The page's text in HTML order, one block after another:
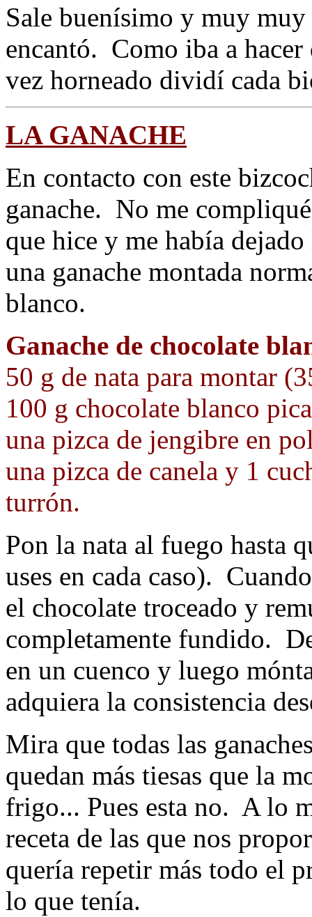
Sale buenísimo y muy
encantó. Como iba a hacer
vez horneado dividí cada
LA GANACHE
En contacto con este
ganache. No me
que hice y me había
una ganache montada
blanco.
Ganache de chocolate
50 g de nata para montar
100 g chocolate blanco
una pizca de jengibre en
una pizca de canela y 1
turrón.
Pon la nata al fuego hasta
uses en cada caso).
el chocolate troceado y
completamente fundido.
en un cuenco y luego
adquiera la consistencia
Mira que todas las
quedan más tiesas que la
frigo... Pues esta no. A lo
receta de las que nos
quería repetir más todo el
lo que tenía.